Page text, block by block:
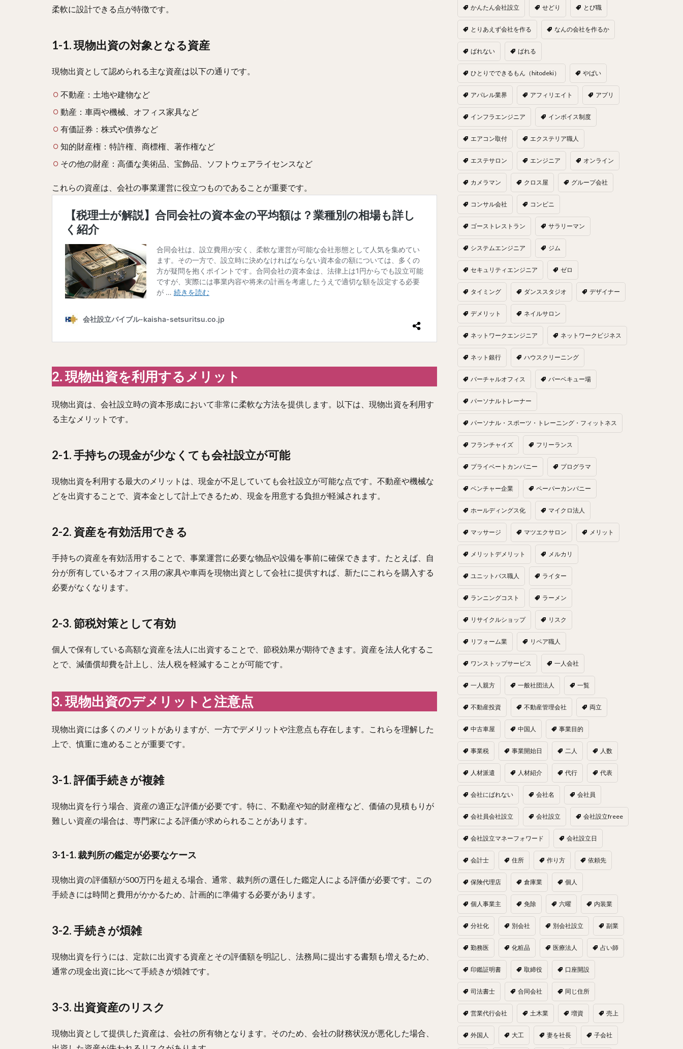
柔軟に設計できる点が特徴です。
1-1. 現物出資の対象となる資産
現物出資として認められる主な資産は以下の通りです。
不動産：土地や建物など
動産：車両や機械、オフィス家具など
有価証券：株式や債券など
知的財産権：特許権、商標権、著作権など
その他の財産：高価な美術品、宝飾品、ソフトウェアライセンスなど
これらの資産は、会社の事業運営に役立つものであることが重要です。
2. 現物出資を利用するメリット
現物出資は、会社設立時の資本形成において非常に柔軟な方法を提供します。以下は、現物出資を利用す
る主なメリットです。
2-1. 手持ちの現金が少なくても会社設立が可能
現物出資を利用する最大のメリットは、現金が不足していても会社設立が可能な点です。不動産や機械な
どを出資することで、資本金として計上できるため、現金を用意する負担が軽減されます。
2-2. 資産を有効活用できる
手持ちの資産を有効活用することで、事業運営に必要な物品や設備を事前に確保できます。たとえば、自
分が所有しているオフィス用の家具や車両を現物出資として会社に提供すれば、新たにこれらを購入する
必要がなくなります。
2-3. 節税対策として有効
個人で保有している高額な資産を法人に出資することで、節税効果が期待できます。資産を法人化するこ
とで、減価償却費を計上し、法人税を軽減することが可能です。
3. 現物出資のデメリットと注意点
現物出資には多くのメリットがありますが、一方でデメリットや注意点も存在します。これらを理解した
上で、慎重に進めることが重要です。
3-1. 評価手続きが複雑
現物出資を行う場合、資産の適正な評価が必要です。特に、不動産や知的財産権など、価値の見積もりが
難しい資産の場合は、専門家による評価が求められることがあります。
3-1-1. 裁判所の鑑定が必要なケース
現物出資の評価額が500万円を超える場合、通常、裁判所の選任した鑑定人による評価が必要です。この
手続きには時間と費用がかかるため、計画的に準備する必要があります。
3-2. 手続きが煩雑
現物出資を行うには、定款に出資する資産とその評価額を明記し、法務局に提出する書類も増えるため、
通常の現金出資に比べて手続きが煩雑です。
3-3. 出資資産のリスク
現物出資として提供した資産は、会社の所有物となります。そのため、会社の財務状況が悪化した場合、
かんたん会社設立 せどり とび職
とりあえず会社を作る なんの会社を作るか
ばれない ばれる
ひとりでできるもん（hitodeki） やばい
アパレル業界 アフィリエイト アプリ
インフラエンジニア インボイス制度
エアコン取付 エクステリア職人
エステサロン エンジニア オンライン
カメラマン クロス屋 グループ会社
コンサル会社 コンビニ
ゴーストレストラン サラリーマン
システムエンジニア ジム
セキュリティエンジニア ゼロ
タイミング ダンススタジオ デザイナー
デメリット ネイルサロン
ネットワークエンジニア ネットワークビジネス
ネット銀行 ハウスクリーニング
バーチャルオフィス バーベキュー場
パーソナルトレーナー
パーソナル・スポーツ・トレーニング・フィットネス
フランチャイズ フリーランス
プライベートカンパニー プログラマ
ベンチャー企業 ペーパーカンパニー
ホールディングス化 マイクロ法人
マッサージ マツエクサロン メリット
メリットデメリット メルカリ
ユニットバス職人 ライター
ランニングコスト ラーメン
リサイクルショップ リスク
リフォーム業 リペア職人
ワンストップサービス 一人会社
一人親方 一般社団法人 一覧
不動産投資 不動産管理会社 両立
中古車屋 中国人 事業目的
事業税 事業開始日 二人 人数
人材派遣 人材紹介 代行 代表
会社にばれない 会社名 会社員
会社員会社設立 会社設立 会社設立freee
会社設立マネーフォワード 会社設立日
会計士 住所 作り方 依頼先
保険代理店 倉庫業 個人
個人事業主 免除 六曜 内装業
分社化 別会社 別会社設立 副業
勤務医 化粧品 医療法人 占い師
印鑑証明書 取締役 口座開設
司法書士 合同会社 同じ住所
営業代行会社 土木業 増資 売上
外国人 大工 妻を社長 子会社